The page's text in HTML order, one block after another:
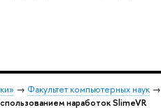
→ Факультет компьютерных наук
наработок SlimeVR